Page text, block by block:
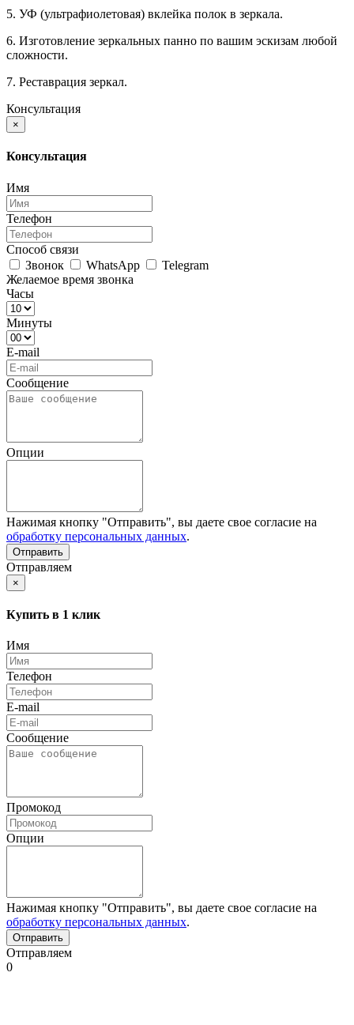
5. УФ (ультрафиолетовая) вклейка полок в зеркала.
6. Изготовление зеркальных панно по вашим эскизам любой
сложности.
7. Реставрация зеркал.
Консультация
×
Консультация
Имя
Телефон
Способ связи
Звонок
WhatsApp
Telegram
Желаемое время звонка
Часы
Минуты
E-mail
Сообщение
Опции
Нажимая кнопку "Отправить", вы даете свое согласие на
обработку персональных данных.
Отправляем
×
Купить в 1 клик
Имя
Телефон
E-mail
Сообщение
Промокод
Опции
Нажимая кнопку "Отправить", вы даете свое согласие на
обработку персональных данных.
Отправляем
0